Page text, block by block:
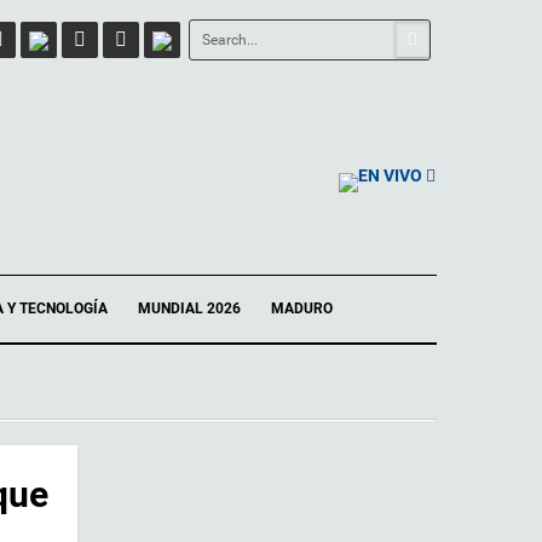
EN VIVO
Y TECNOLOGÍA MUNDIAL 2026 MADURO